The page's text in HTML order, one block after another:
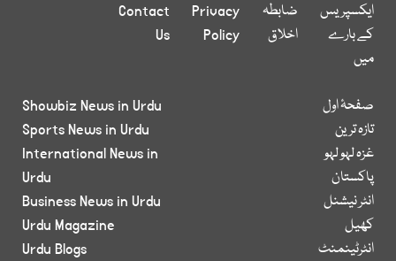
ایکسپریس
کے بارے
میں
ضابطہ
اخلاق
Privacy
Policy
Contact
Us
صفحۂ اول
تازہ ترین
غزہ لہو لہو
پاکستان
انٹر نیشنل
کھیل
انٹرٹینمنٹ
Showbiz News in Urdu
Sports News in Urdu
International News in
Urdu
Business News in Urdu
Urdu Magazine
Urdu Blogs